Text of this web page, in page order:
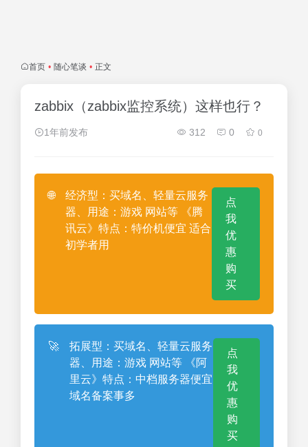
首页 • 随心笔谈 • 正文
zabbix（zabbix监控系统）这样也行？
1年前发布 312 0 0
🌐
经济型：买域名、轻量云服务
器、用途：游戏 网站等 《腾
讯云》特点：特价机便宜 适合
初学者用
点
我
优
惠
购
买
🚀
拓展型：买域名、轻量云服务
器、用途：游戏 网站等 《阿
里云》特点：中档服务器便宜
域名备案事多
点
我
优
惠
购
买